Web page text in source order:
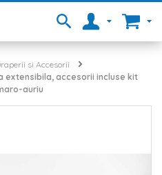
si Accesorii
extensibila, accesorii incluse kit
auriu